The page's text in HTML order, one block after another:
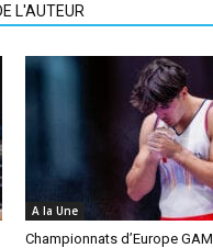
L'AUTEUR
A la Une
Championnats d’Europe GAM